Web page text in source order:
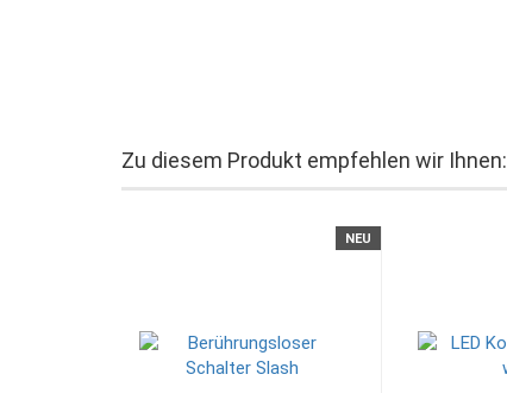
Zu diesem Produkt empfehlen wir Ihnen:
NEU